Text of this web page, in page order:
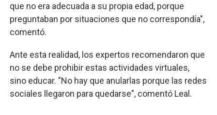
que no era adecuada a su propia edad, porque
preguntaban por situaciones que no correspondía",
comentó.
Ante esta realidad, los expertos recomendaron que
no se debe prohibir estas actividades virtuales,
sino educar. "No hay que anularlas porque las redes
sociales llegaron para quedarse", comentó Leal.